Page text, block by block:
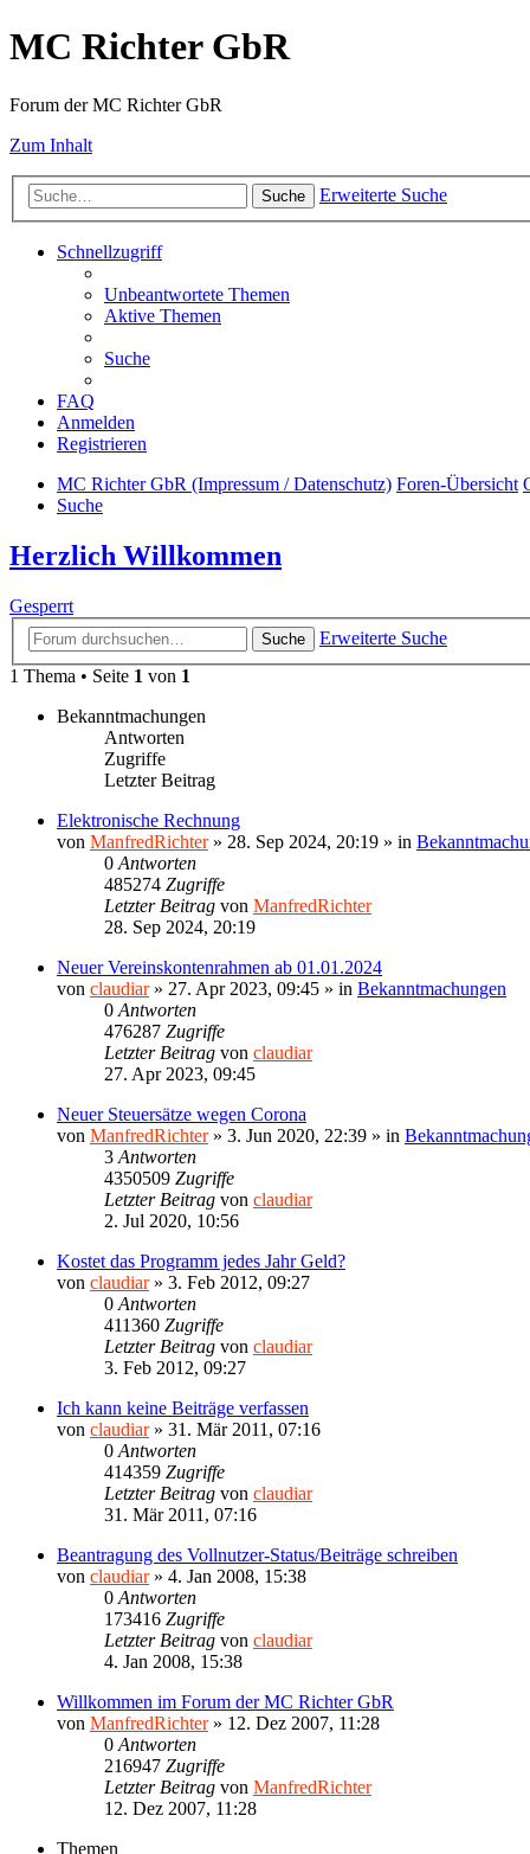
MC Richter GbR
Forum der MC Richter GbR
Zum Inhalt
Suche Erweiterte Suche
Schnellzugriff
Unbeantwortete Themen
Aktive Themen
Suche
FAQ
Anmelden
Registrieren
MC Richter GbR (Impressum / Datenschutz) Foren-Übersicht
Suche
Herzlich Willkommen
Gesperrt
Suche
Erweiterte Suche
1 Thema • Seite 1 von 1
Bekanntmachungen
Antworten
Zugriffe
Letzter Beitrag
Elektronische Rechnung
von ManfredRichter» 28. Sep 2024, 20:19 » in
0 Antworten
485274 Zugriffe
Letzter Beitrag von ManfredRichter
28. Sep 2024, 20:19
Neuer Vereinskontenrahmen ab 01.01.2024
von claudiar» 27. Apr 2023, 09:45 » in Bekanntmachungen
0 Antworten
476287 Zugriffe
Letzter Beitrag von claudiar
27. Apr 2023, 09:45
Neuer Steuersätze wegen Corona
von ManfredRichter» 3. Jun 2020, 22:39 » in
3 Antworten
4350509 Zugriffe
Letzter Beitrag von claudiar
2. Jul 2020, 10:56
Kostet das Programm jedes Jahr Geld?
von claudiar» 3. Feb 2012, 09:27
0 Antworten
411360 Zugriffe
Letzter Beitrag von claudiar
3. Feb 2012, 09:27
Ich kann keine Beiträge verfassen
von claudiar» 31. Mär 2011, 07:16
0 Antworten
414359 Zugriffe
Letzter Beitrag von claudiar
31. Mär 2011, 07:16
Beantragung des Vollnutzer-Status/Beiträge schreiben
von claudiar» 4. Jan 2008, 15:38
0 Antworten
173416 Zugriffe
Letzter Beitrag von claudiar
4. Jan 2008, 15:38
Willkommen im Forum der MC Richter GbR
von ManfredRichter» 12. Dez 2007, 11:28
0 Antworten
216947 Zugriffe
Letzter Beitrag von ManfredRichter
12. Dez 2007, 11:28
Themen